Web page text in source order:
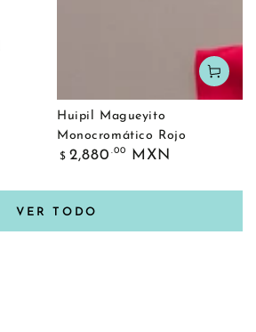
Huipil Magueyito
Monocromático Rojo
Precio
$ 2,880 .00 MXN
VER TODO